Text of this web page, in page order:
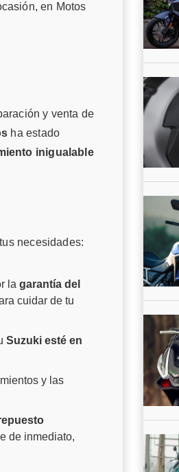
en Motos
y venta de
ha estado
inigualable
necesidades:
lagarantía del
cuidar de tu
Suzuki esté en
y las
de inmediato,